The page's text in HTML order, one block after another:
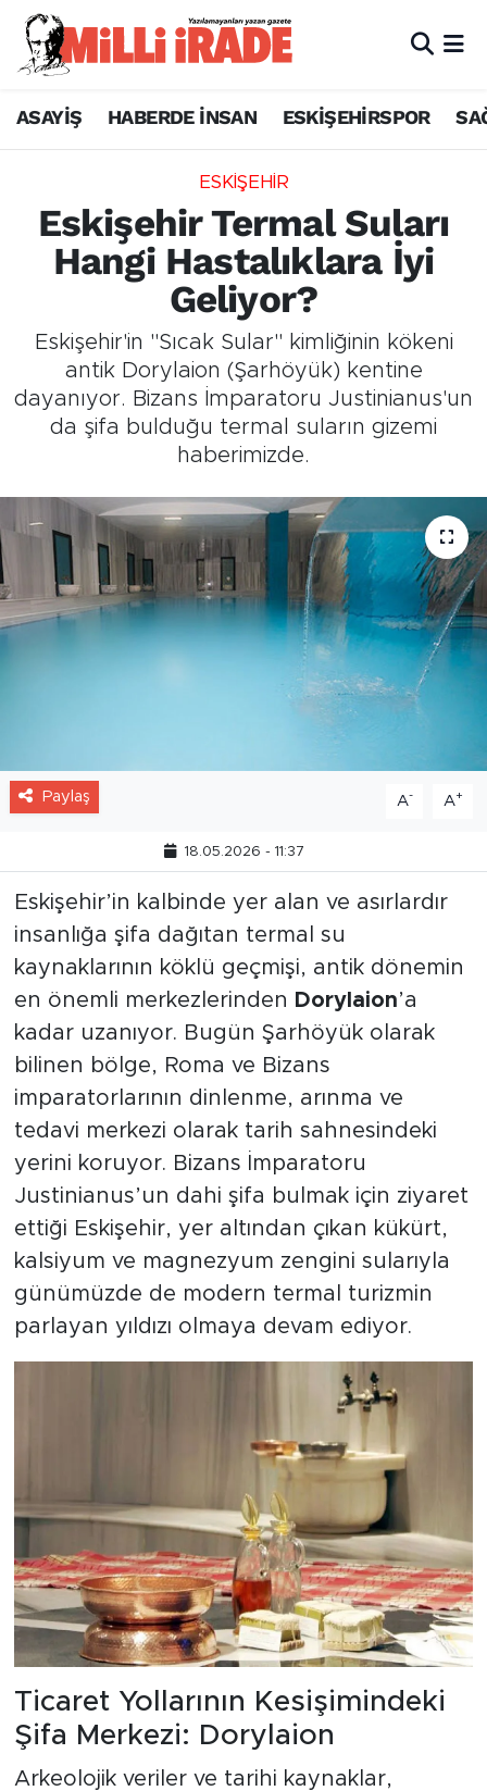
ASAYİŞ HABERDE İNSAN ESKİŞEHİRSPOR
ESKİŞEHİR
Eskişehir Termal Suları
Hangi Hastalıklara İyi
Geliyor?
Eskişehir'in "Sıcak Sular" kimliğinin kökeni
antik Dorylaion (Şarhöyük) kentine
dayanıyor. Bizans İmparatoru Justinianus'un
da şifa bulduğu termal suların gizemi
haberimizde.
Paylaş A- A+
18.05.2026 - 11:37
Eskişehir’in kalbinde yer alan ve asırlardır
insanlığa şifa dağıtan termal su
kaynaklarının köklü geçmişi, antik dönemin
en önemli merkezlerinden Dorylaion’a
kadar uzanıyor. Bugün Şarhöyük olarak
bilinen bölge, Roma ve Bizans
imparatorlarının dinlenme, arınma ve
tedavi merkezi olarak tarih sahnesindeki
yerini koruyor. Bizans İmparatoru
Justinianus’un dahi şifa bulmak için ziyaret
ettiği Eskişehir, yer altından çıkan kükürt,
kalsiyum ve magnezyum zengini sularıyla
günümüzde de modern termal turizmin
parlayan yıldızı olmaya devam ediyor.
Ticaret Yollarının Kesişimindeki
Şifa Merkezi: Dorylaion
Arkeolojik veriler ve tarihi kaynaklar,